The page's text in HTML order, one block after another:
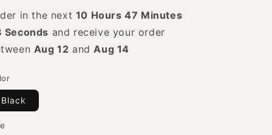
in the next 10 Hours 47 Minutes 27
and receive your order between
12andAug 14
Black